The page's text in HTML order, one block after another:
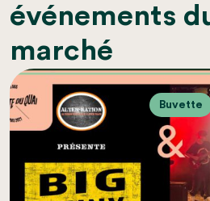
événements
marché
Buvette